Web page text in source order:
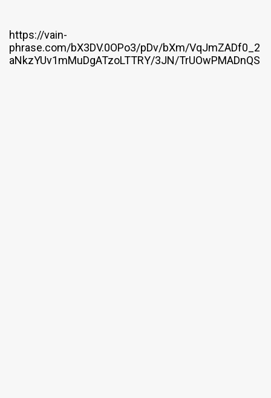
https://vain-
phrase.com/bX3DV.0OPo3/pDv/bXm/VqJmZADf0_2
aNkzYUv1mMuDgATzoLTTRY/3JN/TrUOwPMADnQS